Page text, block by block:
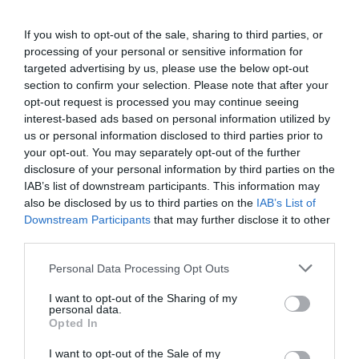
If you wish to opt-out of the sale, sharing to third parties, or
processing of your personal or sensitive information for
targeted advertising by us, please use the below opt-out
section to confirm your selection. Please note that after your
opt-out request is processed you may continue seeing
interest-based ads based on personal information utilized by
us or personal information disclosed to third parties prior to
your opt-out. You may separately opt-out of the further
disclosure of your personal information by third parties on the
IAB’s list of downstream participants. This information may
also be disclosed by us to third parties on the IAB’s List of
Downstream Participants that may further disclose it to other
Personal Data Processing Opt Outs
I want to opt-out of the Sharing of my
personal data.
Opted In
I want to opt-out of the Sale of my
que“espero una sólida cooperación, especialmente
durante el período de transición. Sin duda, el futuro de
nuestro Movimiento Olímpico es prometedor y los
valores que defendemos seguirán guiándonos en los
años venideros”.
Entre sus rivales, además del españolJuan Antonio
, actual vicepresidente del organismo, y del
británico
, presidente de
World
Athletics,
estaban el francés David Lappartient
presidente de laUnión Ciclista Internacional (UCI);el
japonésMorinari Watanabe, presidente de la
Federación Internacional de Gimnasia (FIG); Johan
Eliasch,presidente de la Federación Internacional de
Intelligence 2Pes la unidad de estrategia e
inteligencia de mercado de 2Playbook, cuya plataforma
clubes de LaLiga, Liga F y Primera Federación; 200